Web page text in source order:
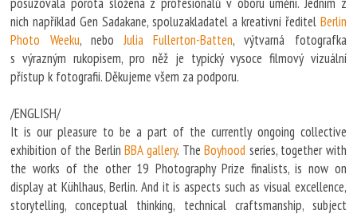
nich například Gen Sadakane, spoluzakladatel a kreativní ředitel Berlin
Photo Weeku, neboJulia Fullerton-Batten, výtvarná fotografka
s výrazným rukopisem, pro něž je typický vysoce filmový vizuální
přístup k fotografii. Děkujeme všem za podporu.
/ENGLISH/
It is our pleasure to be a part of the currently ongoing collective
exhibition of the BerlinBBA gallery. TheBoyhood series, together with
the works of the other 19 Photography Prize finalists, is now on
display at Kühlhaus, Berlin. And it is aspects such as visual excellence,
storytelling, conceptual thinking, technical craftsmanship, subject